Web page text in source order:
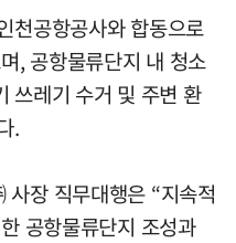
천공항공사와 합동으로
, 공항물류단지 내 청소
쓰레기 수거 및 주변 환
.
장 직무대행은 “지속적
공항물류단지 조성과